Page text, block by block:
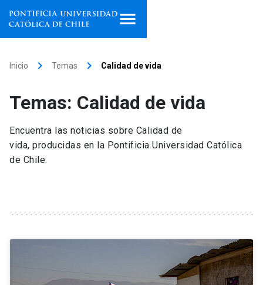
Facultades, escuelas e
institutos
Investigación
Extensión
Vinculación
Inicio keyboard_arrow_right Temas keyboard_arrow_right Calidad de vida
Temas: Calidad de vida
Encuentra las noticias sobre Calidad de
vida, producidas en la Pontificia Universidad Católica
de Chile.